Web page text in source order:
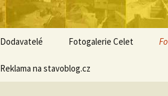
Dodavatelé Fotogalerie Celet
Reklama na stavoblog.cz